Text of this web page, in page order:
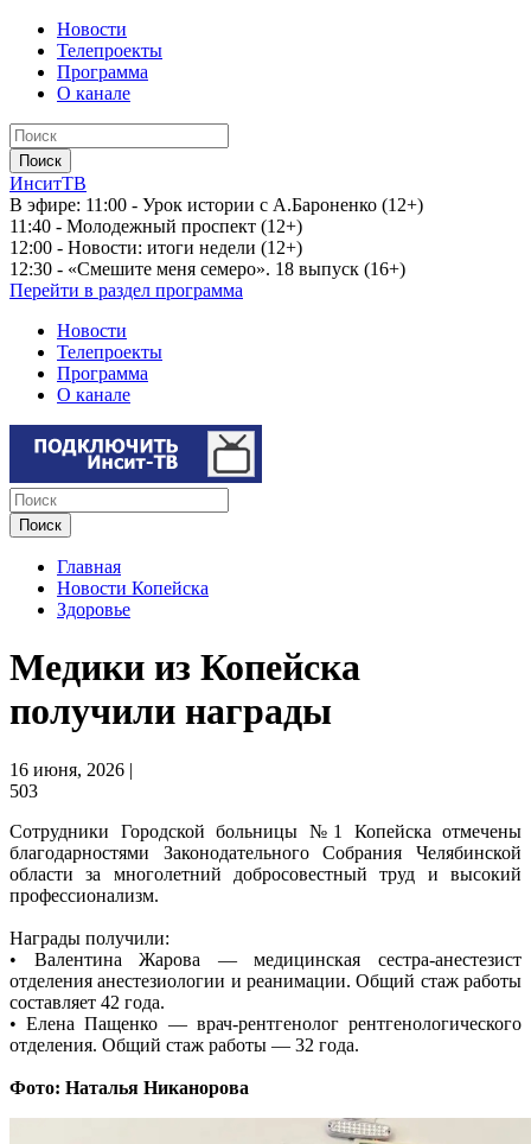
Новости
Телепроекты
Программа
О канале
ИнситТВ
В эфире: 11:00 - Урок истории с А.Бароненко (12+)
11:40 - Молодежный проспект (12+)
12:00 - Новости: итоги недели (12+)
12:30 - «Смешите меня семеро». 18 выпуск (16+)
Перейти в раздел программа
Новости
Телепроекты
Программа
О канале
Главная
Новости Копейска
Здоровье
Медики из Копейска
получили награды
16 июня, 2026 |
503
Сотрудники Городской больницы №1 Копейска отмечены
благодарностями Законодательного Собрания Челябинской
области за многолетний добросовестный труд и высокий
профессионализм.
Награды получили:
• Валентина Жарова — медицинская сестра-анестезист
отделения анестезиологии и реанимации. Общий стаж работы
составляет 42 года.
• Елена Пащенко — врач-рентгенолог рентгенологического
отделения. Общий стаж работы — 32 года.
Фото: Наталья Никанорова